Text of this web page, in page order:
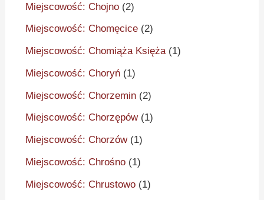
Miejscowość: Chojno (2)
Miejscowość: Chomęcice (2)
Miejscowość: Chomiąża Księża(1)
Miejscowość: Choryń (1)
Miejscowość: Chorzemin (2)
Miejscowość: Chorzępów(1)
Miejscowość: Chorzów(1)
Miejscowość: Chrośno (1)
Miejscowość: Chrustowo (1)